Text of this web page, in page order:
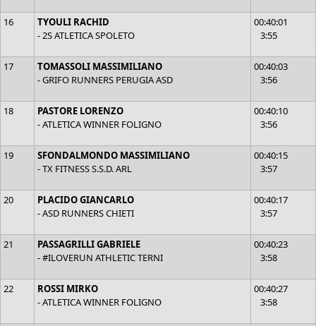
16
TYOULI RACHID
- 2S ATLETICA SPOLETO
00:40:01
3:55
17
TOMASSOLI MASSIMILIANO
- GRIFO RUNNERS PERUGIA ASD
00:40:03
3:56
18
PASTORE LORENZO
- ATLETICA WINNER FOLIGNO
00:40:10
3:56
19
SFONDALMONDO MASSIMILIANO
- TX FITNESS S.S.D. ARL
00:40:15
3:57
20
PLACIDO GIANCARLO
- ASD RUNNERS CHIETI
00:40:17
3:57
21
PASSAGRILLI GABRIELE
- #ILOVERUN ATHLETIC TERNI
00:40:23
3:58
22
ROSSI MIRKO
- ATLETICA WINNER FOLIGNO
00:40:27
3:58